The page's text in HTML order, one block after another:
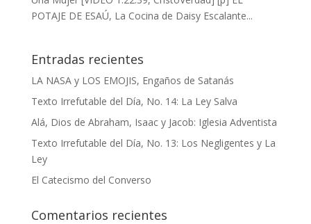
POTAJE DE ESAÚ, La Cocina de Daisy Escalante...
Entradas recientes
LA NASA y LOS EMOJIS, Engaños de Satanás
Texto Irrefutable del Día, No. 14: La Ley Salva
Alá, Dios de Abraham, Isaac y Jacob: Iglesia Adventista
Texto Irrefutable del Día, No. 13: Los Negligentes y La
Ley
El Catecismo del Converso
Comentarios recientes